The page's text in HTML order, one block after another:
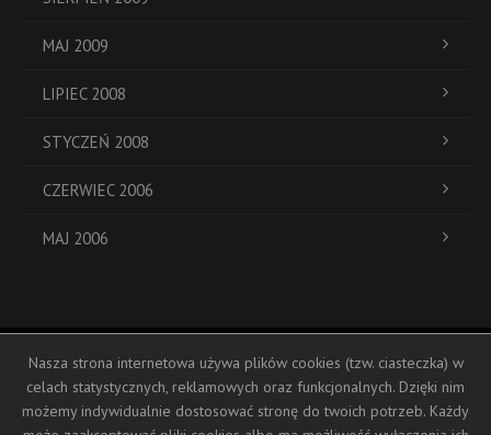
MAJ 2009
LIPIEC 2008
STYCZEŃ 2008
CZERWIEC 2006
MAJ 2006
ul. Dukatów 19a
+48 793 104 388
biuro@hostessy-inplus.pl
Nasza strona internetowa używa plików cookies (tzw. ciasteczka) w
celach statystycznych, reklamowych oraz funkcjonalnych. Dzięki nim
możemy indywidualnie dostosować stronę do twoich potrzeb. Każdy